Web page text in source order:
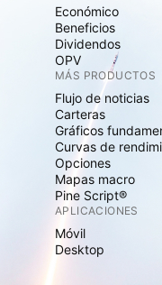
Económico
Beneficios
Dividendos
OPV
MÁS PRODUCTOS
Flujo de noticias
Carteras
Gráficos
Curvas de
Opciones
Mapas macro
Pine Script®
APLICACIONES
Móvil
Desktop